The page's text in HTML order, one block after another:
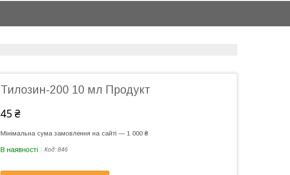
Тилозин-200 10 мл Продукт
45 ₴
Мінімальна сума замовлення на сайті — 1 000 ₴
В наявності Код: 846